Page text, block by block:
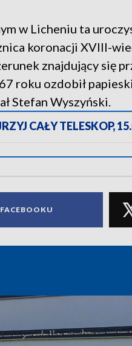
w Licheniu ta
koronacji XVIII-
znajdujący się
roku ozdobił
Stefan Wyszyński.
CAŁY TELESKOP,